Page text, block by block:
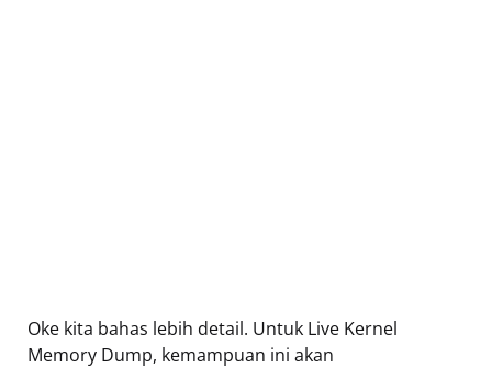
Oke kita bahas lebih detail. Untuk Live Kernel
Memory Dump, kemampuan ini akan